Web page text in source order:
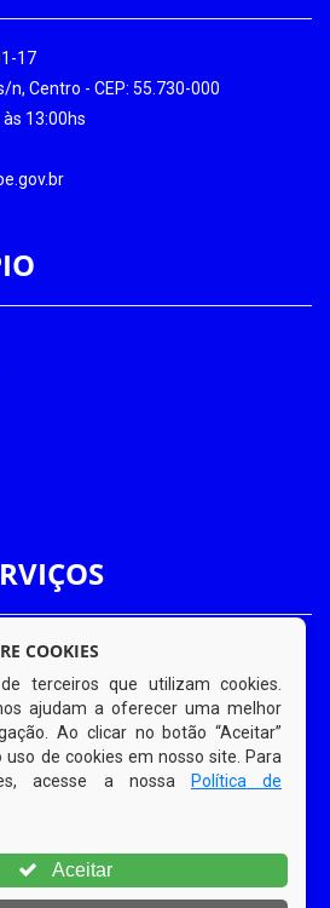
17
n, Centro - CEP: 55.730-000
13:00hs
19
COOKIES
terceiros que utilizam cookies.
ajudam a oferecer uma melhor
Ao clicar no botão “Aceitar”
de cookies em nosso site. Para
acesse a nossa
Política de
Aceitar